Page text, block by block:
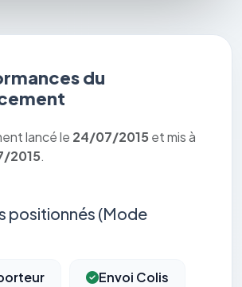
du
lancé le 24/07/2015 et mis à
2015.
positionnés (Mode
Envoi Colis